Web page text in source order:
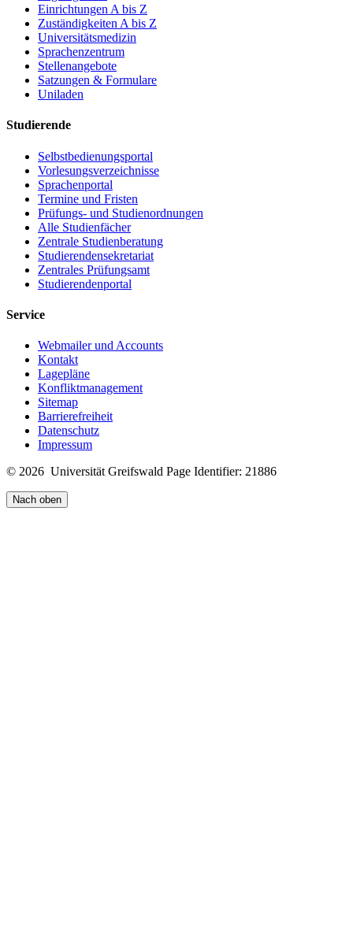
Einrichtungen A bis Z
Zuständigkeiten A bis Z
Universitätsmedizin
Sprachenzentrum
Stellenangebote
Satzungen & Formulare
Uniladen
Studierende
Selbstbedienungsportal
Vorlesungsverzeichnisse
Sprachenportal
Termine und Fristen
Prüfungs- und Studienordnungen
Alle Studienfächer
Zentrale Studienberatung
Studierendensekretariat
Zentrales Prüfungsamt
Studierendenportal
Service
Webmailer und Accounts
Kontakt
Lagepläne
Konfliktmanagement
Sitemap
Barrierefreiheit
Datenschutz
Impressum
© 2026 Universität Greifswald Page Identifier: 21886
Nach oben